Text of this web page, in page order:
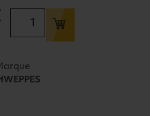
SCHWEPPES
SLIM